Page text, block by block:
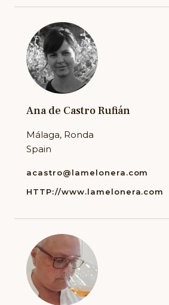
Ana de Castro Rufián
Málaga, Ronda
Spain
acastro@lamelonera.com
HTTP://www.lamelonera.com